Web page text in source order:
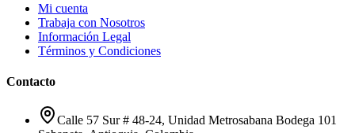
Mi cuenta
Trabaja con Nosotros
Información Legal
Términos y Condiciones
Contacto
Calle 57 Sur # 48-24, Unidad Metrosabana Bodega 101